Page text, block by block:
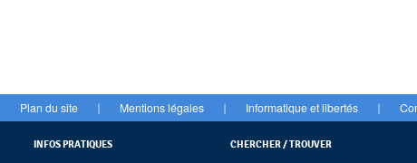
Plan du site | Mentions légales | Informatique et libertés |
INFOS PRATIQUES CHERCHER / TROUVER